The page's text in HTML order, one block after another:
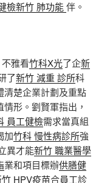
檢新竹 肺功能 伴。
雅看竹科X光了企新
了新竹 減重 診所科
清楚企業計劃及重點
情形。劉賢軍指出，
員工健檢需求當真組
加竹科 慢性病診所強
異才能新竹 職業醫學
業和項目標辦供膳健
HPV疫苗合員工診